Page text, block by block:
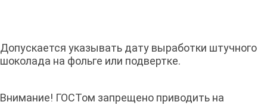
Допускается указывать дату выработки штучного
шоколада на фольге или подвертке.
Внимание! ГОСТом запрещено приводить на